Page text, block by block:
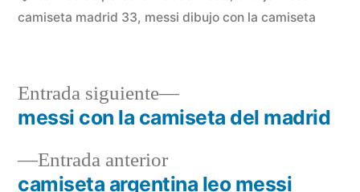
camiseta madrid 33, messi dibujo con la camiseta
Navegación
deEntrada anteriorEntrada
anterior:
camiseta argentina leo messi
Entrada siguiente
Entrada
siguiente:
messi con la camiseta del madrid